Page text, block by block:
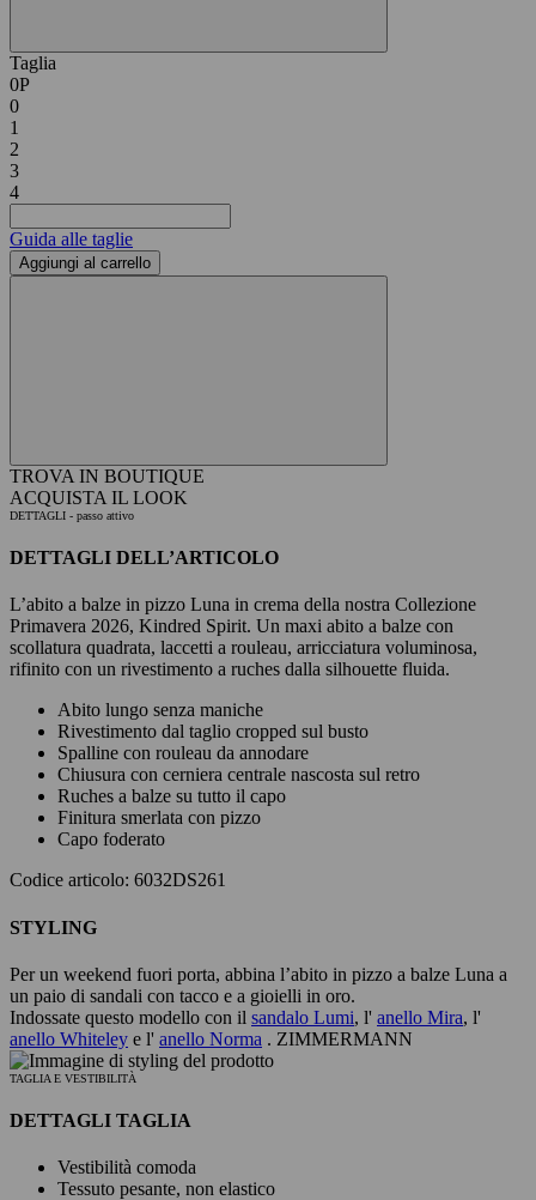
Taglia
0P
0
1
2
3
4
Guida alle taglie
Aggiungi al carrello
TROVA IN BOUTIQUE
ACQUISTA IL LOOK
DETTAGLI - passo attivo
DETTAGLI DELL’ARTICOLO
L’abito a balze in pizzo Luna in crema della nostra Collezione
Primavera 2026, Kindred Spirit. Un maxi abito a balze con
scollatura quadrata, laccetti a rouleau, arricciatura voluminosa,
rifinito con un rivestimento a ruches dalla silhouette fluida.
Abito lungo senza maniche
Rivestimento dal taglio cropped sul busto
Spalline con rouleau da annodare
Chiusura con cerniera centrale nascosta sul retro
Ruches a balze su tutto il capo
Finitura smerlata con pizzo
Capo foderato
Codice articolo: 6032DS261
STYLING
Per un weekend fuori porta, abbina l’abito in pizzo a balze Luna a
un paio di sandali con tacco e a gioielli in oro.
Indossate questo modello con il sandalo Lumi, l' anello Mira, l'
anello Whiteley e l' anello Norma . ZIMMERMANN
TAGLIA E VESTIBILITÀ
DETTAGLI TAGLIA
Vestibilità comoda
Tessuto pesante, non elastico